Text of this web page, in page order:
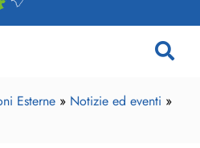
Esterne » Notizie ed eventi »